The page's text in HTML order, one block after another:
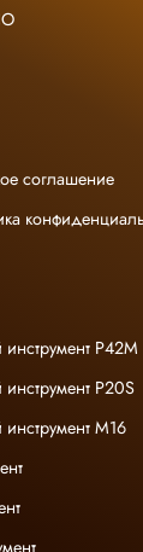
соглашение
P42M
P20S
M16